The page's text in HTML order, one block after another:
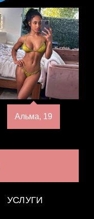
Альма, 19
УСЛУГИ